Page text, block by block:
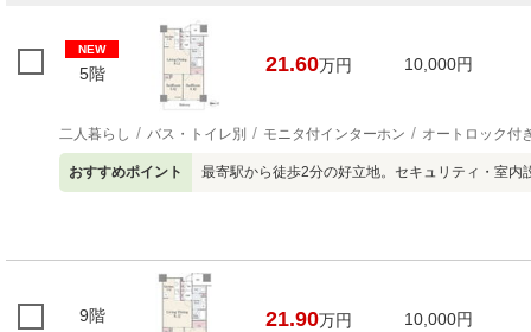
NEW
5階 21.60万円 10,000円
二人暮らし バス・トイレ別 モニタ付インターホン オートロック付
おすすめポイント 最寄駅から徒歩2分の好立地。セキュリティ・室
9階 21.90万円 10,000円